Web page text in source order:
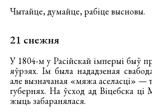
Чытайце, думайце, рабіце высновы.
21 снежня
У 1804-м у Расійскай імперыі быў
яўрэях. Ім была нададзеная
але вызначаная «мяжа аселасці» —
губернях. На ўсход ад Віцебска ці
жыць забаранялася.